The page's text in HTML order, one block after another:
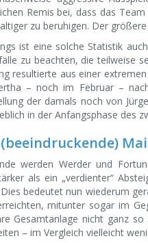
Remis bei, dass das
zu beruhigen. Der
ist eine solche Statistik
zu beachten, die teilweise
resultierte aus einer
– noch im Februar –
der damals noch von
in der Anfangsphase des
werden Werder und
als ein „verdienter“
bedeutet nun wiederum
mitunter sogar im
Gesamtanlage nicht ganz
– im Vergleich vielleicht